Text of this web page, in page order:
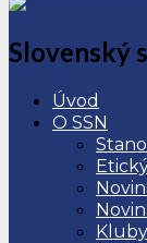
Slovenský
Úvod
O SSN